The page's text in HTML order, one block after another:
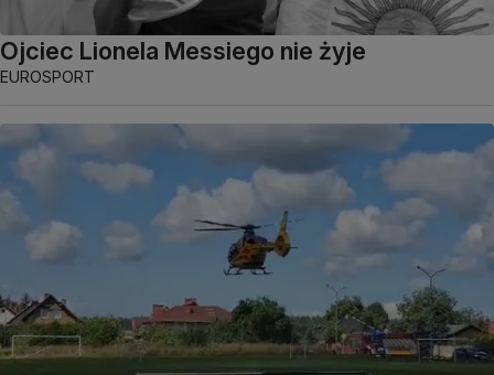
Ojciec Lionela Messiego nie żyje
EUROSPORT